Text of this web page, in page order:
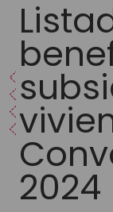
2024